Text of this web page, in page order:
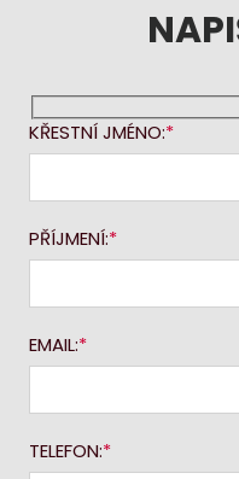
KŘESTNÍ JMÉNO:
PŘÍJMENÍ:
EMAIL:
TELEFON: